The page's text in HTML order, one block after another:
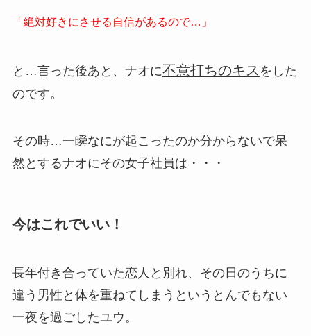
「絶対好きにさせる自信があるので…」
と…言った後あと、ナオに不意打ちのキス をした
のです。
その時…一瞬なにが起こったのか分からないで呆
然とするナオにその女子社員は・・・
今はこれでいい！
長年付き合っていた恋人と別れ、その日のうちに
違う男性と体を重ねてしまうというとんでもない
一夜を過ごしたユウ。